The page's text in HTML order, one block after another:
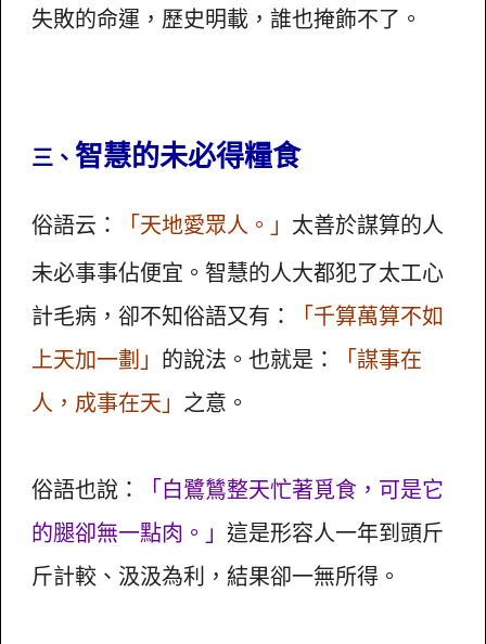
失敗的命運，歷史明載，誰也掩飾不了。
三、智慧的未必得糧食
俗語云： 「天地愛眾人。」 太善於謀算的人
未必事事佔便宜。智慧的人大都犯了太工心
計毛病，卻不知俗語又有：
「千算萬算不如
上天加一劃」 的說法。也就是：
「謀事在
人，成事在天」 之意。
俗語也說：
「白鷺鷥整天忙著覓食，可是它
的腿卻無一點肉。」這是形容人一年到頭斤
斤計較、汲汲為利，結果卻一無所得。